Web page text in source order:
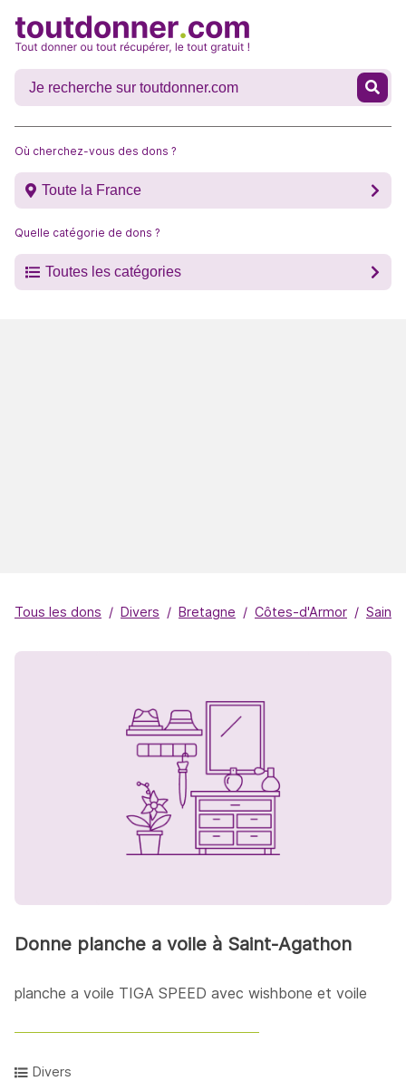
Où cherchez-vous des dons ?
Toute la France
Quelle catégorie de dons ?
Toutes les catégories
Tous les dons Divers Bretagne Côtes-d'Armor
Donne planche a voile à Saint-Agathon
planche a voile TIGA SPEED avec wishbone et voile
Divers